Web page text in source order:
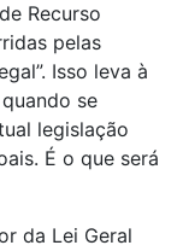
Recurso
pelas
Isso leva à
se
legislação
É o que será
da Lei Geral